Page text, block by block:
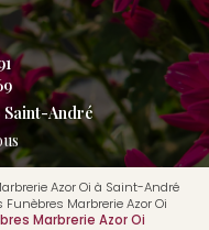
Saint-André
Azor Oi à Saint-André
Marbrerie Azor Oi
Marbrerie Azor Oi